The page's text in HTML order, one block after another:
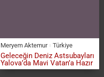
Meryem Aktemur Türkiye
Geleceğin Deniz Astsubayları
Yalova’da Mavi Vatan’a Hazır